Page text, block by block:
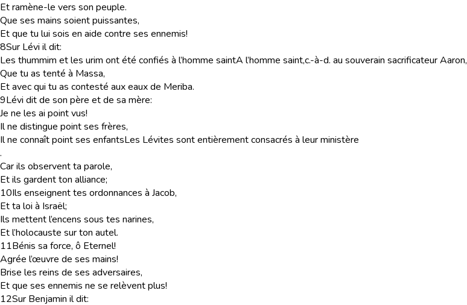
Et ramène-le vers son peuple.
Que ses mains soient puissantes,
Et que tu lui sois en aide contre ses ennemis!
8Sur Lévi il dit:
Les thummim et les urim ont été confiés à l’homme saintA l’homme saint,c.-à-d. au souverain sacrificateur Aaron,
Que tu as tenté à Massa,
Et avec qui tu as contesté aux eaux de Meriba.
9Lévi dit de son père et de sa mère:
Je ne les ai point vus!
Il ne distingue point ses frères,
Il ne connaît point ses enfantsLes Lévites sont entièrement consacrés à leur ministère
.
Car ils observent ta parole,
Et ils gardent ton alliance;
10Ils enseignent tes ordonnances à Jacob,
Et ta loi à Israël;
Ils mettent l’encens sous tes narines,
Et l’holocauste sur ton autel.
11Bénis sa force, ô Eternel!
Agrée l’œuvre de ses mains!
Brise les reins de ses adversaires,
Et que ses ennemis ne se relèvent plus!
12Sur Benjamin il dit: